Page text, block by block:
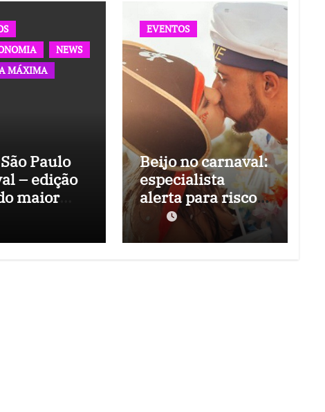
NEWS
MÁXIMA
Paulo
– edição
maior
EVENTOS
Beijo no carnaval:
especialista
alerta para riscos
e dá dicas de
prevenção